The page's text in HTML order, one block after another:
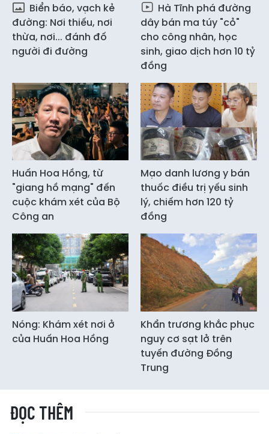
Biển báo, vạch kẻ
đường: Nơi thiếu, nơi
thừa, nơi... đánh đố
người đi đường
Hà Tĩnh phá đường
dây bán ma túy "cỏ"
cho công nhân, học
sinh, giao dịch hơn 10 tỷ
đồng
Huấn Hoa Hồng, từ
"giang hồ mạng" đến
cuộc khám xét của Bộ
Công an
Mạo danh lương y bán
thuốc điều trị yếu sinh
lý, chiếm hơn 120 tỷ
đồng
Nóng: Khám xét nơi ở
của Huấn Hoa Hồng
Khẩn trương khắc phục
nguy cơ sạt lở trên
tuyến đường Đồng
Trung
ĐỌC THÊM